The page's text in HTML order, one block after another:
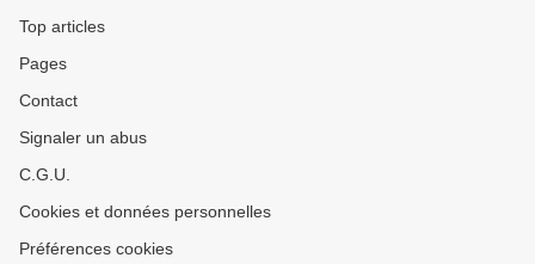
Top articles
Pages
Contact
Signaler un abus
C.G.U.
Cookies et données personnelles
Préférences cookies